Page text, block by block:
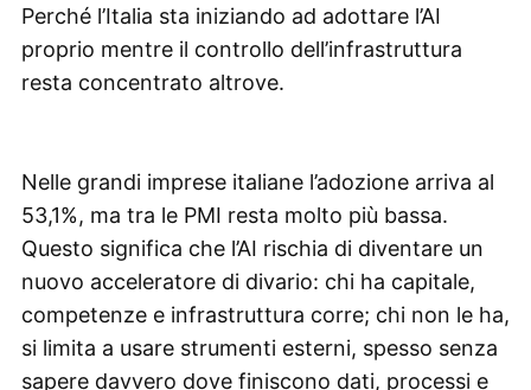
Perché l’Italia sta iniziando ad adottare l’AI
proprio mentre il controllo dell’infrastruttura
resta concentrato altrove.
Nelle grandi imprese italiane l’adozione arriva al
53,1%, ma tra le PMI resta molto più bassa.
Questo significa che l’AI rischia di diventare un
nuovo acceleratore di divario: chi ha capitale,
competenze e infrastruttura corre; chi non le ha,
si limita a usare strumenti esterni, spesso senza
sapere davvero dove finiscono dati, processi e